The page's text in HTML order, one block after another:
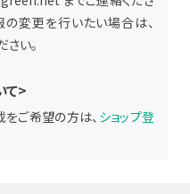
の変更を行いたい場合は、
さい。
て>
ご希望の方は、 ショップ登